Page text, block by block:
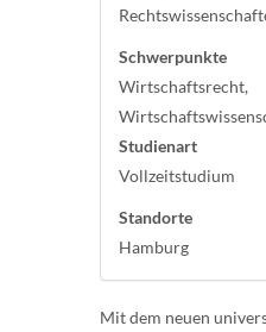
Schwerpunkte
Wirtschaftsrecht,
Studienart
Vollzeitstudium
Standorte
Hamburg
Mit dem neuen